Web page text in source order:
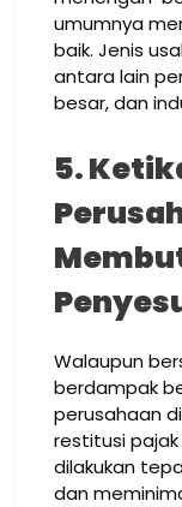
umumnya
baik. Jenis
antara lain
besar, dan
5.
Walaupun
berdampak
perusahaan
restitusi
dilakukan
dan